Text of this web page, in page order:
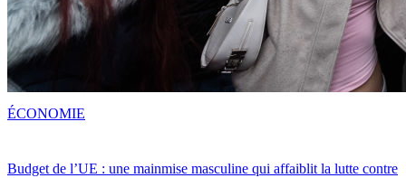
Budget de l’UE : une mainmise masculine qui affaiblit la lutte contre
ÉCONOMIE